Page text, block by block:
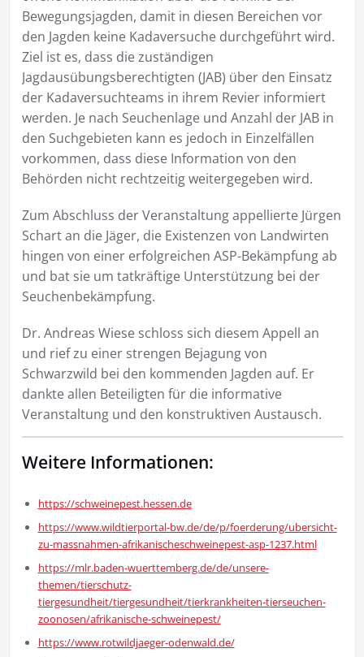
Bewegungsjagden, damit in diesen Bereichen vor
den Jagden keine Kadaversuche durchgeführt wird.
Ziel ist es, dass die zuständigen
Jagdausübungsberechtigten (JAB) über den Einsatz
der Kadaversuchteams in ihrem Revier informiert
werden. Je nach Seuchenlage und Anzahl der JAB in
den Suchgebieten kann es jedoch in Einzelfällen
vorkommen, dass diese Information von den
Behörden nicht rechtzeitig weitergegeben wird.
Zum Abschluss der Veranstaltung appellierte Jürgen
Schart an die Jäger, die Existenzen von Landwirten
hingen von einer erfolgreichen ASP-Bekämpfung ab
und bat sie um tatkräftige Unterstützung bei der
Seuchenbekämpfung.
Dr. Andreas Wiese schloss sich diesem Appell an
und rief zu einer strengen Bejagung von
Schwarzwild bei den kommenden Jagden auf. Er
dankte allen Beteiligten für die informative
Veranstaltung und den konstruktiven Austausch.
Weitere Informationen:
https://schweinepest.hessen.de
https://www.wildtierportal-bw.de/de/p/foerderung/ubersicht-
zu-massnahmen-afrikanischeschweinepest-asp-1237.html
https://mlr.baden-wuerttemberg.de/de/unsere-
themen/tierschutz-
tiergesundheit/tiergesundheit/tierkrankheiten-tierseuchen-
zoonosen/afrikanische-schweinepest/
https://www.rotwildjaeger-odenwald.de/